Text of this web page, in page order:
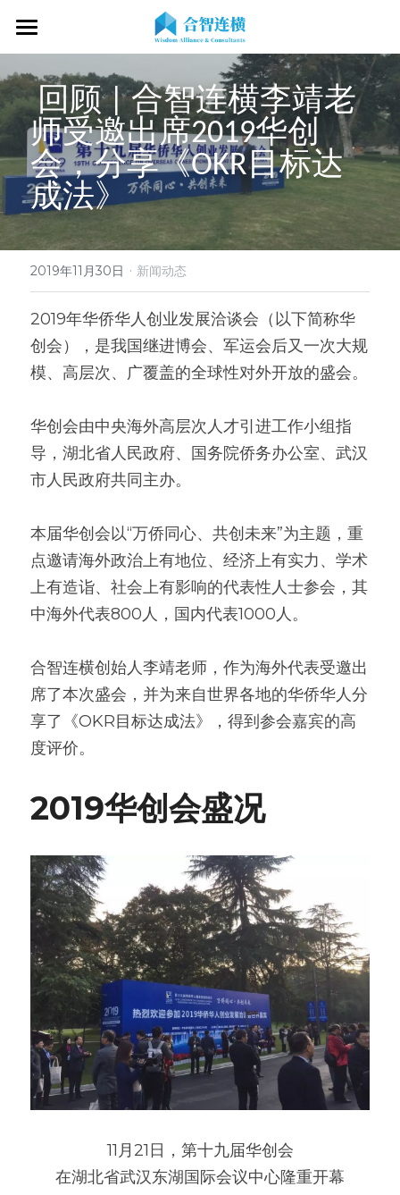
首页
关于我们
关于我们
OKR专家
战略伙伴
客户见证
专业服务
OKR服务体系
OKR系统落地陪跑
OKR战略解码
OKR工作坊/定制培训
OKR教练认证/训战
高质量复盘
OKR教练认证
了解COC
OKR证书查询
学习资源
专家视频
专业书籍
在线课程
新闻动态
搜索
现在预约
回顾 | 合智连横李靖老
师受邀出席2019华创
会，分享《OKR目标达
成法》
2019年11月30日 · 新闻动态
2019年华侨华人创业发展洽谈会（以下简称华
创会），是我国继进博会、军运会后又一次大规
模、高层次、广覆盖的全球性对外开放的盛会。
华创会由中央海外高层次人才引进工作小组指
导，湖北省人民政府、国务院侨务办公室、武汉
市人民政府共同主办。
本届华创会以“万侨同心、共创未来”为主题，重
点邀请海外政治上有地位、经济上有实力、学术
上有造诣、社会上有影响的代表性人士参会，其
中海外代表800人，国内代表1000人。
合智连横创始人李靖老师，作为海外代表受邀出
席了本次盛会，并为来自世界各地的华侨华人分
享了《OKR目标达成法》，得到参会嘉宾的高
度评价。
2019华创会盛况
11月21日，第十九届华创会
在湖北省武汉东湖国际会议中心隆重开幕